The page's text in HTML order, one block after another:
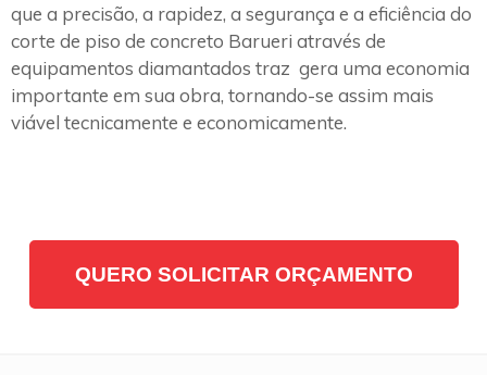
que a precisão, a rapidez, a segurança e a eficiência do
corte de piso de concreto Barueri através de
equipamentos diamantados traz gera uma economia
importante em sua obra, tornando-se assim mais
viável tecnicamente e economicamente.
QUERO SOLICITAR ORÇAMENTO